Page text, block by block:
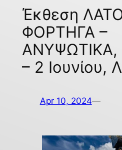
Έκθεση
ΦΟΡΤΗΓΑ –
ΑΝΥΨΩΤΙΚΑ,
– 2 Ιουνίου,
Apr 10, 2024—